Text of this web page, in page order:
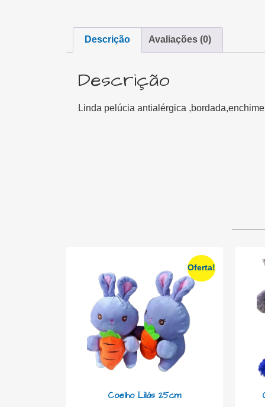
Descrição Avaliações (0)
Descrição
Linda pelúcia antialérgica
Oferta!
Coelho Lilás 25cm